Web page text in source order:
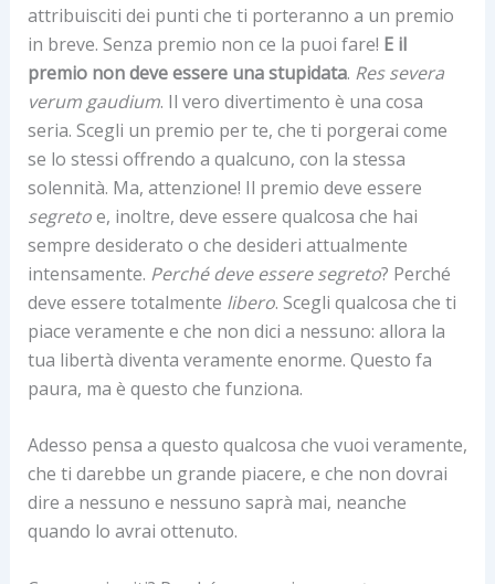
attribuisciti dei punti che ti porteranno a un premio
in breve. Senza premio non ce la puoi fare! E il
premio non deve essere una stupidata. Res severa
verum gaudium. Il vero divertimento è una cosa
seria. Scegli un premio per te, che ti porgerai come
se lo stessi offrendo a qualcuno, con la stessa
solennità. Ma, attenzione! Il premio deve essere
segretoe, inoltre, deve essere qualcosa che hai
sempre desiderato o che desideri attualmente
intensamente. Perché deve essere segreto? Perché
deve essere totalmente libero. Scegli qualcosa che ti
piace veramente e che non dici a nessuno: allora la
tua libertà diventa veramente enorme. Questo fa
paura, ma è questo che funziona.
Adesso pensa a questo qualcosa che vuoi veramente,
che ti darebbe un grande piacere, e che non dovrai
dire a nessuno e nessuno saprà mai, neanche
quando lo avrai ottenuto.